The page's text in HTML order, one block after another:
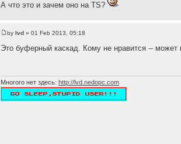
А что это и зачем оно на TS?
bylvd » 01 Feb 2013, 05:18
Это буферный каскад. Кому не нравится -- может
Многого нет здесь:http://lvd.nedopc.com